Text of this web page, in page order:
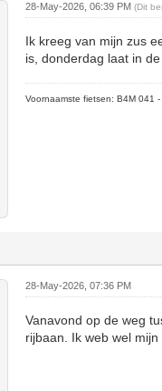
28-May-2026, 06:39 PM(Dit
Ik kreeg van mijn zus
is, donderdag laat in
Voornaamste fietsen: B4M 041
28-May-2026, 07:36 PM
Vanavond op de weg
rijbaan. Ik web wel